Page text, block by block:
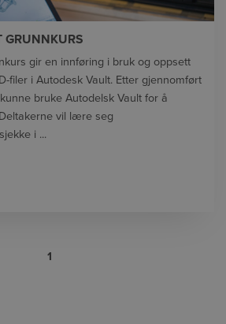
GRUNNKURS
gir en innføring i bruk og oppsett
filer i Autodesk Vault. Etter gjennomført
bruke Autodelsk Vault for å
vil lære seg
i ...
1